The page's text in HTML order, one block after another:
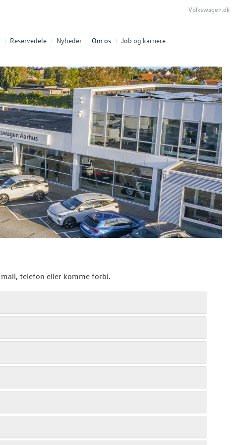
Reservedele Nyheder Om os Job og karriere
Volkswagen.dk
telefon eller komme forbi.